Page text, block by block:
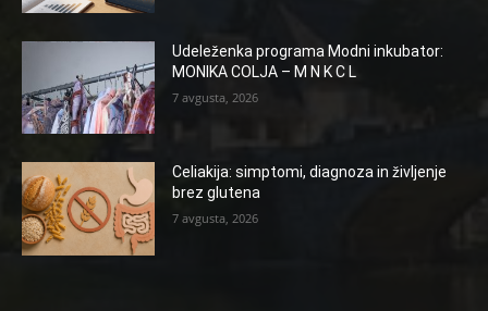
Udeleženka programa Modni inkubator:
MONIKA COLJA – M N K C L
7 avgusta, 2026
Celiakija: simptomi, diagnoza in življenje
brez glutena
7 avgusta, 2026